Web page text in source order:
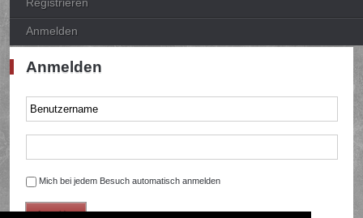
Anmelden
Anmelden
Mich bei jedem Besuch automatisch anmelden